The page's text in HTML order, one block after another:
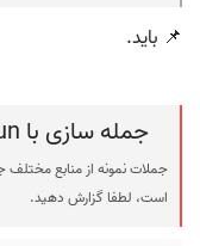
📌 باید.
جمله سازی با maun
جملات نمونه از منابع
است، لطفا گزارش دهید.